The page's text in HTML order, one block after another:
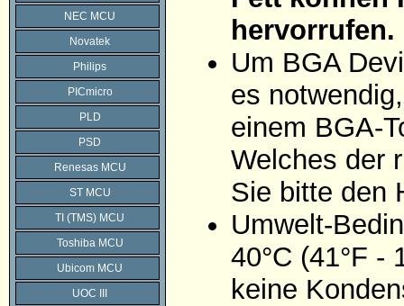
NEC MCU
Novatek
Philips
PICmicro
PLD
PSD
Renesas MCU
ST MCU
TI (TMS) MCU
Toshiba MCU
Ubicom MCU
UOC III
hervorrufen.
Um BGA
es
einem BGA-
Welches der
Sie bitte den
Umwelt-
40°C (41°F -
keine